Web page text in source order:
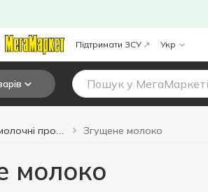
Підтримати ЗСУ Укр
Згущене молоко
молоко